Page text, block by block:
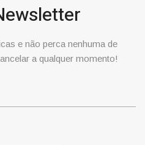
e não perca nenhuma de
a qualquer momento!